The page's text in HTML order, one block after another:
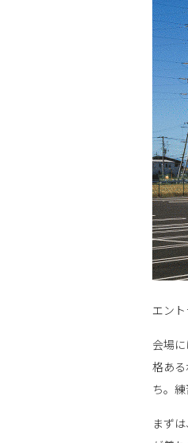
エン
会場
格あ
ち。
まず